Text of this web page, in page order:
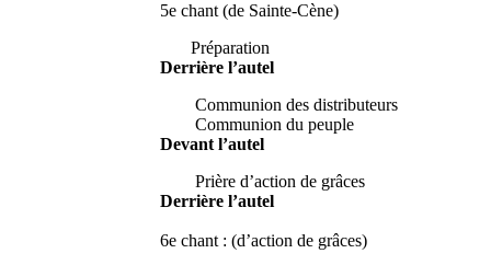
5e chant (de Sainte-Cène)
Préparation
Derrière l’autel
Communion des distributeurs
Communion du peuple
Devant l’autel
Prière d’action de grâces
Derrière l’autel
6e chant : (d’action de grâces)